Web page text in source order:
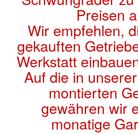
Preisen
Wir empfehlen,
gekauften
Werkstatt
Auf die in
montierten
gewähren wir
monatige